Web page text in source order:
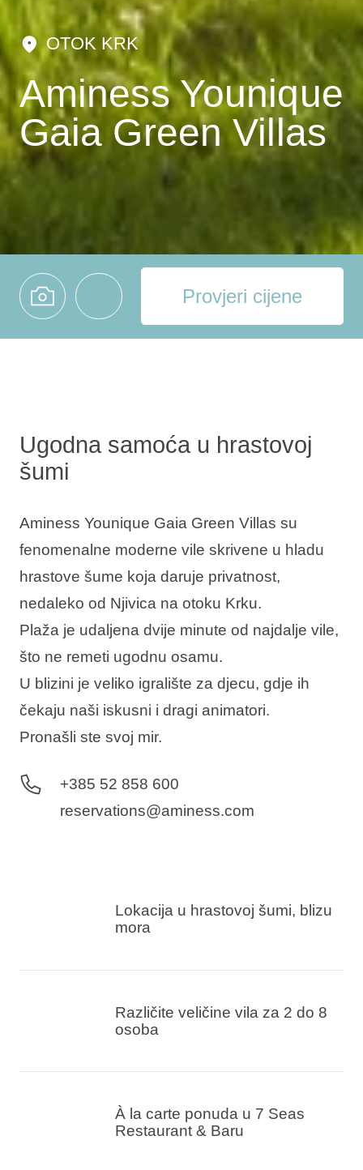
OTOK KRK
Aminess Younique
Gaia Green Villas
Provjeri cijene
Ugodna samoća u hrastovoj
šumi
Aminess Younique Gaia Green Villas su
fenomenalne moderne vile skrivene u hladu
hrastove šume koja daruje privatnost,
nedaleko od Njivica na otoku Krku.
Plaža je udaljena dvije minute od najdalje vile,
što ne remeti ugodnu osamu.
U blizini je veliko igralište za djecu, gdje ih
čekaju naši iskusni i dragi animatori.
Pronašli ste svoj mir.
+385 52 858 600
reservations@aminess.com
Lokacija u hrastovoj šumi, blizu
mora
Različite veličine vila za 2 do 8
osoba
À la carte ponuda u 7 Seas
Restaurant & Baru